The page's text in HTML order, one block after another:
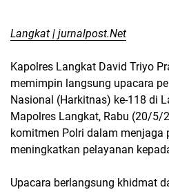
Langkat | jurnalpost.Net
Kapolres Langkat David Triyo
memimpin langsung upacara
Nasional (Harkitnas) ke-118 di
Mapolres Langkat, Rabu (20/5/
komitmen Polri dalam menjaga
meningkatkan pelayanan
Upacara berlangsung khidmat